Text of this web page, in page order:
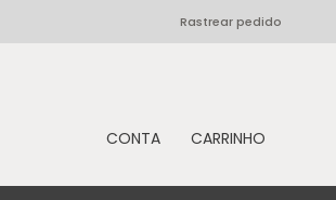
Rastrear pedido